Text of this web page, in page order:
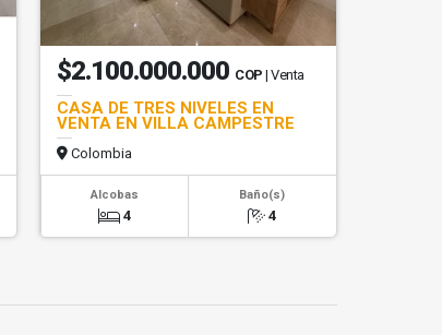
$2.100.000.000 COP | Venta
CASA DE TRES NIVELES EN
VENTA EN VILLA CAMPESTRE
Colombia
Alcobas
4
Baño(s)
4